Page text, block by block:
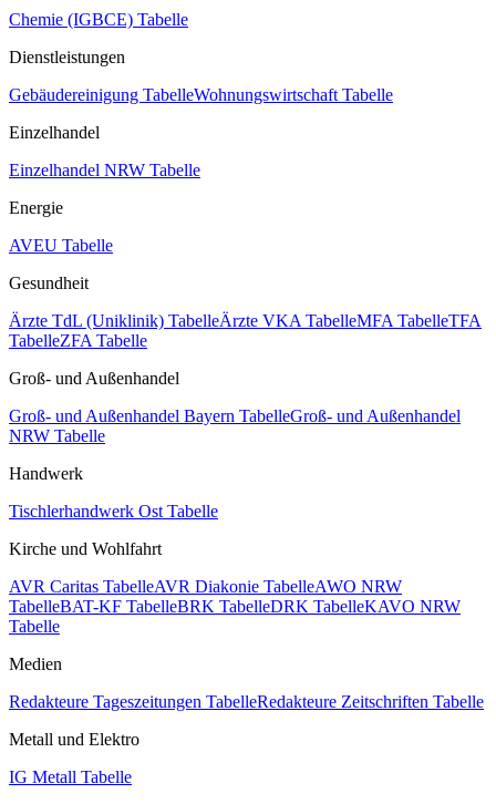
Chemie (IGBCE) Tabelle
Dienstleistungen
Gebäudereinigung TabelleWohnungswirtschaft Tabelle
Einzelhandel
Einzelhandel NRW Tabelle
Energie
AVEU Tabelle
Gesundheit
Ärzte TdL (Uniklinik) TabelleÄrzte VKA TabelleMFA TabelleTFA
TabelleZFA Tabelle
Groß- und Außenhandel
Groß- und Außenhandel Bayern TabelleGroß- und Außenhandel
NRW Tabelle
Handwerk
Tischlerhandwerk Ost Tabelle
Kirche und Wohlfahrt
AVR Caritas TabelleAVR Diakonie TabelleAWO NRW
TabelleBAT-KF TabelleBRK TabelleDRK TabelleKAVO NRW
Tabelle
Medien
Redakteure Tageszeitungen TabelleRedakteure Zeitschriften Tabelle
Metall und Elektro
IG Metall Tabelle